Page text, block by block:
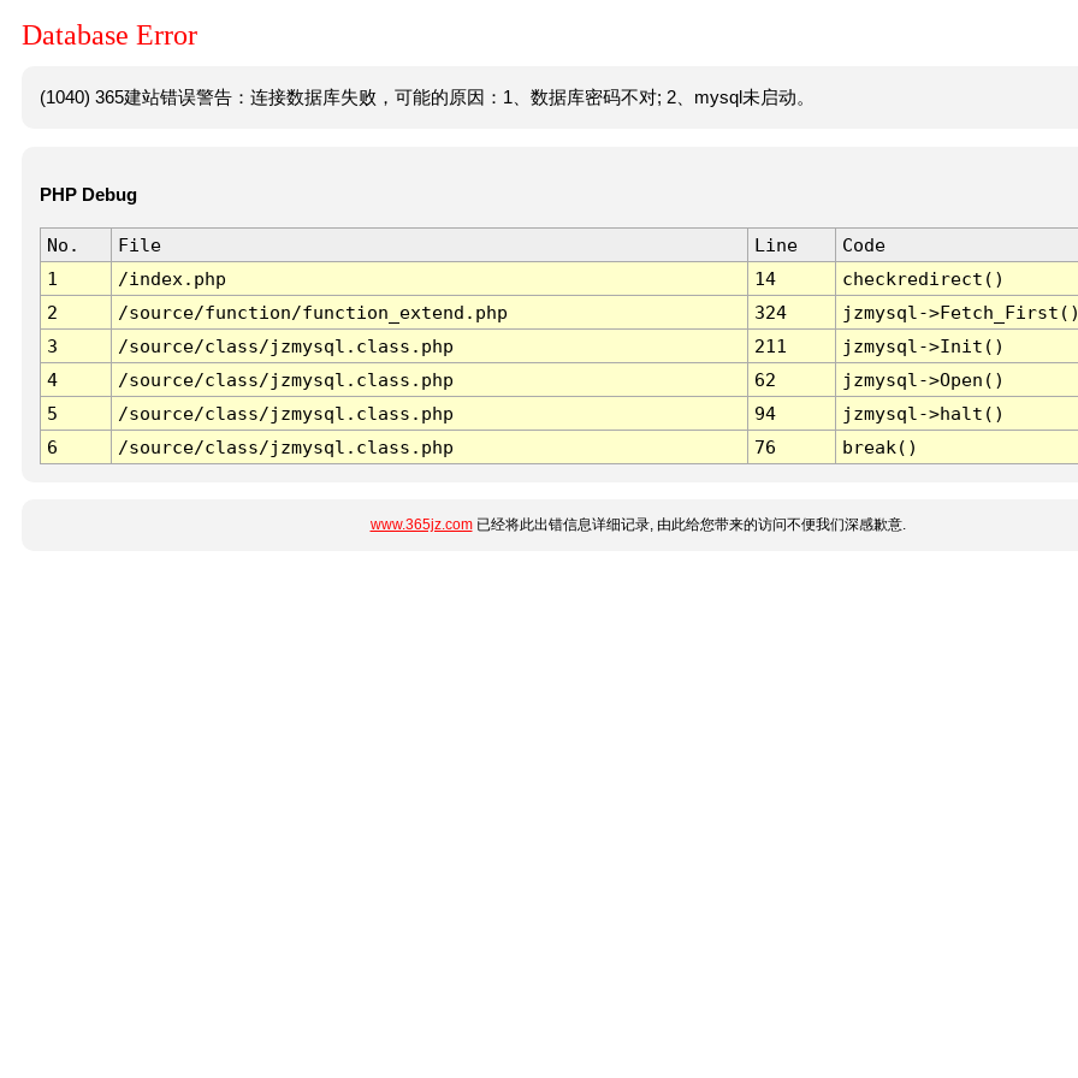
Database Error
(1040) 365建站错误警告：连接数据库失败，可能的原因：1、数据库密码不对; 2、mysql未启动。
PHP Debug
No. File Line
Code
1
/index.php 14
checkredirect()
2
/source/function/function_extend.php 324
jzmysql-
3
/source/class/jzmysql.class.php 211
jzmysql->Init()
4
/source/class/jzmysql.class.php 62
jzmysql->Open()
5
/source/class/jzmysql.class.php 94
jzmysql->halt()
6
/source/class/jzmysql.class.php 76 break()
www.365jz.com已经将此出错信息详细记录, 由此给您带来的访问不便我们深感歉意.